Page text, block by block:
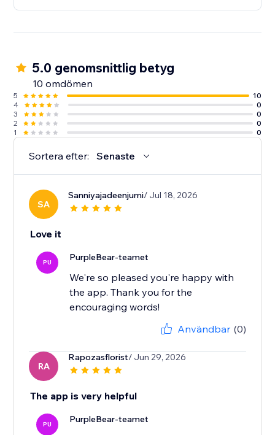
5.0 genomsnittlig betyg
10 omdömen
5
10
4
0
3
0
2
0
1
0
Sortera efter: Senaste
SA
Sanniyajadeenjumi/ Jul 18, 2026
Love it
PU PurpleBear-teamet
We're so pleased you're happy with
the app. Thank you for the
encouraging words!
Användbar (0)
RA
Rapozasflorist/ Jun 29, 2026
The app is very helpful
PU PurpleBear-teamet